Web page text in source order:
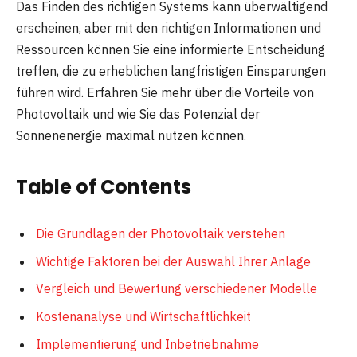
Das Finden des richtigen Systems kann überwältigend
erscheinen, aber mit den richtigen Informationen und
Ressourcen können Sie eine informierte Entscheidung
treffen, die zu erheblichen langfristigen Einsparungen
führen wird. Erfahren Sie mehr über die Vorteile von
Photovoltaik und wie Sie das Potenzial der
Sonnenenergie maximal nutzen können.
Table of Contents
Die Grundlagen der Photovoltaik verstehen
Wichtige Faktoren bei der Auswahl Ihrer Anlage
Vergleich und Bewertung verschiedener Modelle
Kostenanalyse und Wirtschaftlichkeit
Implementierung und Inbetriebnahme